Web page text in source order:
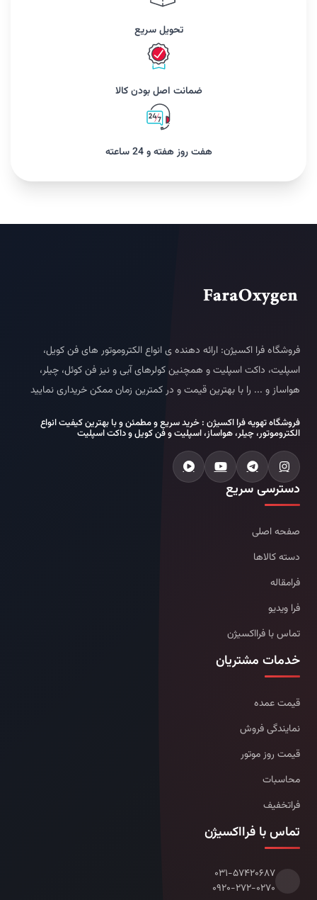
تحویل سریع
ضمانت اصل بودن کالا
هفت روز هفته و 24 ساعته
فروشگاه فرا اکسیژن: ارائه دهنده ی انواع الکتروموتور های فن کویل،
اسپلیت، داکت اسپلیت و همچنین کولرهای آبی و نیز فن کوئل، چیلر،
هواساز و ... را با بهترین قیمت و در کمترین زمان ممکن خریداری نمایید
فروشگاه تهویه فرا اکسیژن : خرید سریع و مطمئن و با بهترین کیفیت انواع
الکتروموتور، چیلر، هواساز، اسپلیت و فن کویل و داکت اسپلیت
دسترسی سریع
صفحه اصلی
دسته کالاها
فرامقاله
فرا ویدیو
تماس با فرااکسیژن
خدمات مشتریان
قیمت عمده
نمایندگی فروش
قیمت روز موتور
محاسبات
فراتخفیف
تماس با فرااکسیژن
۰۳۱-۵۷۴۲۰۶۸۷
۰۹۲۰-۲۷۲-۰۲۷۰